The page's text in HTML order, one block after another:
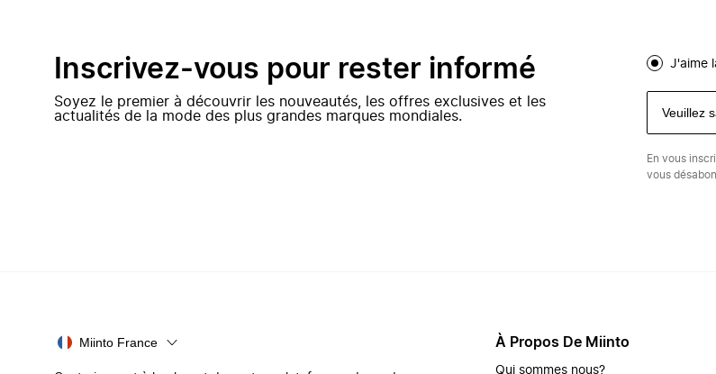
Inscrivez-vous pour rester informé
Soyez le premier à découvrir les nouveautés, les offres exclusives et les
actualités de la mode des plus grandes marques mondiales.
J'aime
En vous
vous
Miinto France À Propos De Miinto
Qui sommes nous?